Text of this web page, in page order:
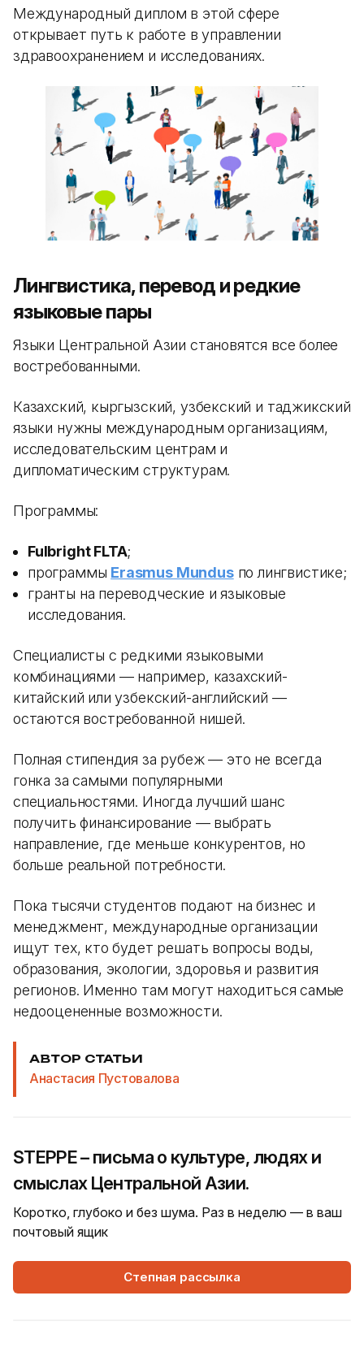
Международный диплом в этой сфере
открывает путь к работе в управлении
здравоохранением и исследованиях.
Лингвистика, перевод и редкие
языковые пары
Языки Центральной Азии становятся все более
востребованными.
Казахский, кыргызский, узбекский и таджикский
языки нужны международным организациям,
исследовательским центрам и
дипломатическим структурам.
Программы:
Fulbright FLTA;
программы Erasmus Mundusпо лингвистике;
гранты на переводческие и языковые
исследования.
Специалисты с редкими языковыми
комбинациями — например, казахский-
китайский или узбекский-английский —
остаются востребованной нишей.
Полная стипендия за рубеж — это не всегда
гонка за самыми популярными
специальностями. Иногда лучший шанс
получить финансирование — выбрать
направление, где меньше конкурентов, но
больше реальной потребности.
Пока тысячи студентов подают на бизнес и
менеджмент, международные организации
ищут тех, кто будет решать вопросы воды,
образования, экологии, здоровья и развития
регионов. Именно там могут находиться самые
недооцененные возможности.
АВТОР СТАТЬИ
Анастасия Пустовалова
STEPPE – письма о культуре, людях и
смыслах Центральной Азии.
Коротко, глубоко и без шума. Раз в неделю — в ваш
почтовый ящик
Степная рассылка